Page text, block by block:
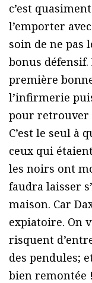
c’est
l’emporter
soin de ne pas
bonus défensif.
première
l’infirmerie
pour retrouver
C’est le seul à
ceux qui
les noirs ont
faudra laisser
maison. Car
expiatoire. On
risquent
des pendules;
bien remontée